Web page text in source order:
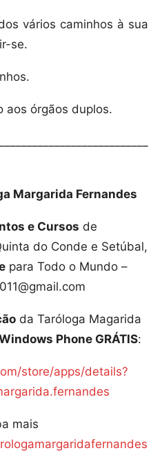
vários caminhos à sua
se.
aos órgãos duplos.
Margarida Fernandes
e Cursos de
do Conde e Setúbal,
para Todo o Mundo –
da Taróloga Magarida
Phone GRÁTIS:
store/apps/details?
mais